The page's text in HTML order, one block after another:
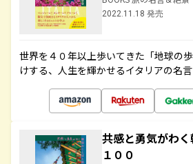
2022.11.18 発売
世界を４０年以上歩いてきた「地球の
けする、人生を輝かせるイタリアの名
共感と勇気がわ
１００